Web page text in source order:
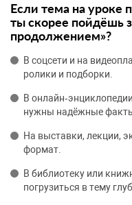
Если тема на уроке
ты скорее пойдёшь
продолжением»?
В соцсети и на
ролики и подборки.
В
нужны надёжные
На выставки, лекции,
формат.
В библиотеку или
погрузиться в тему